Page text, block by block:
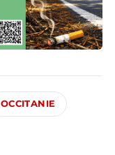
OCCITANIE